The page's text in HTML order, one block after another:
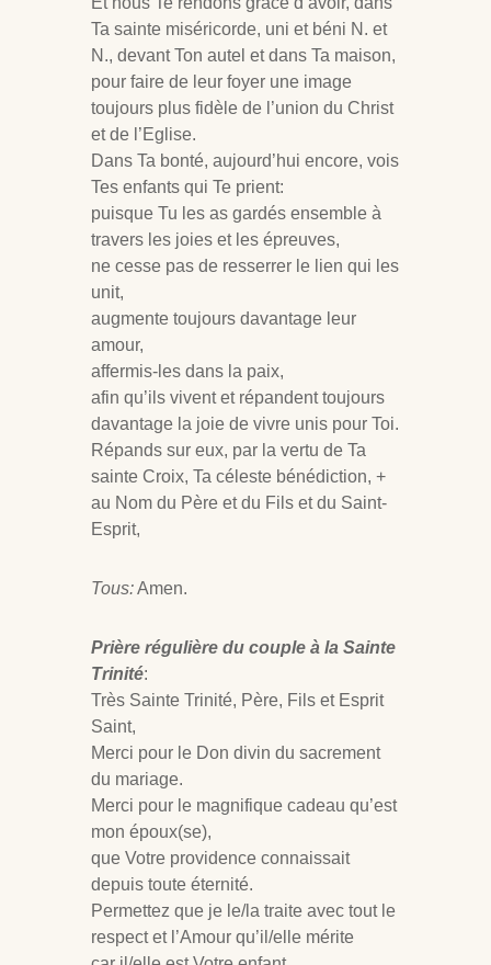
Ta sainte miséricorde, uni et béni N. et
N., devant Ton autel et dans Ta maison,
pour faire de leur foyer une image
toujours plus fidèle de l’union du Christ
et de l’Eglise.
Dans Ta bonté, aujourd’hui encore, vois
Tes enfants qui Te prient:
puisque Tu les as gardés ensemble à
travers les joies et les épreuves,
ne cesse pas de resserrer le lien qui les
unit,
augmente toujours davantage leur
amour,
affermis-les dans la paix,
afin qu’ils vivent et répandent toujours
davantage la joie de vivre unis pour Toi.
Répands sur eux, par la vertu de Ta
sainte Croix, Ta céleste bénédiction, +
au Nom du Père et du Fils et du Saint-
Esprit,
Tous:Amen.
Prière régulière du couple à la Sainte
Trinité:
Très Sainte Trinité, Père, Fils et Esprit
Saint,
Merci pour le Don divin du sacrement
du mariage.
Merci pour le magnifique cadeau qu’est
mon époux(se),
que Votre providence connaissait
depuis toute éternité.
Permettez que je le/la traite avec tout le
respect et l’Amour qu’il/elle mérite